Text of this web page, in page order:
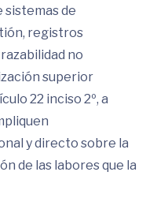
sistemas de
registros
no
superior
22 inciso 2º, a
y directo sobre la
de las labores que la